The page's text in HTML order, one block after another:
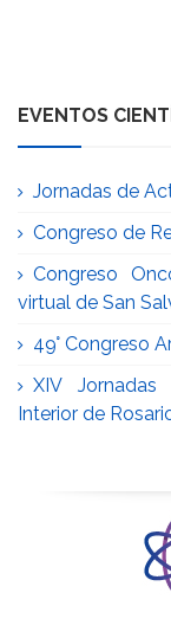
EVENTOS
Jornadas de
Congreso de
Congreso
virtual de San
49° Congreso
XIV
Interior de